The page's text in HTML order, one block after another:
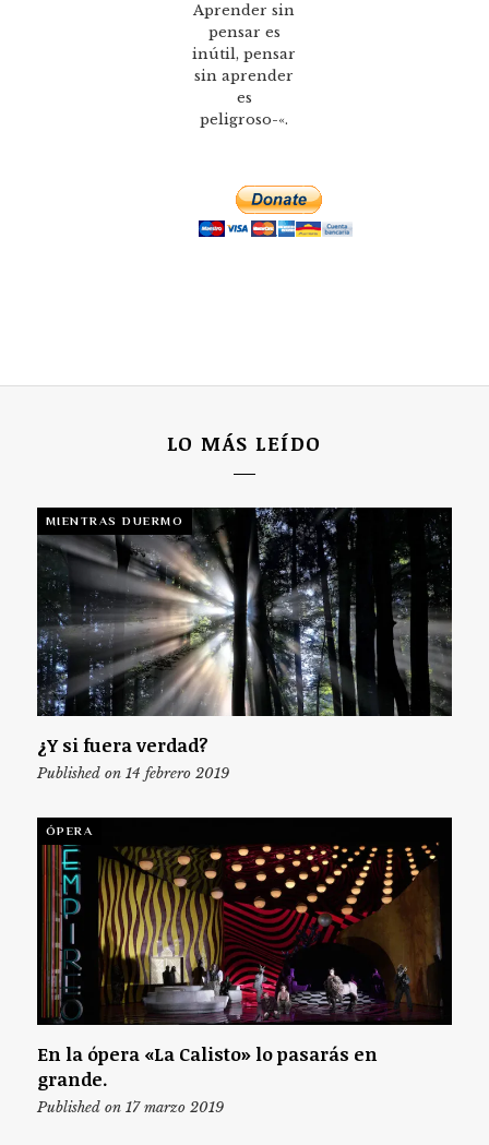
Aprender sin
pensar es
inútil, pensar
sin aprender
es
peligroso-«.
LO MÁS LEÍDO
MIENTRAS DUERMO
¿Y si fuera verdad?
Published on 14 febrero 2019
ÓPERA
En la ópera «La Calisto» lo pasarás en
grande.
Published on 17 marzo 2019